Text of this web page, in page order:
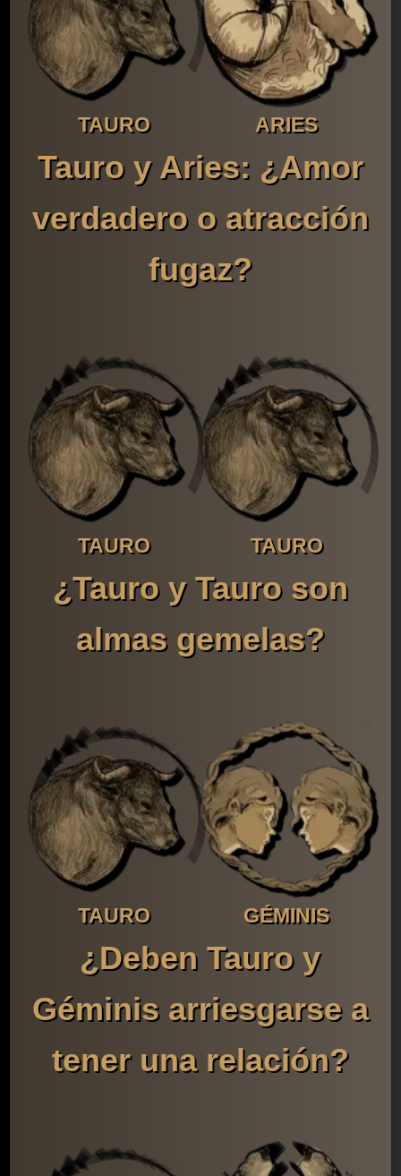
TAURO ARIES
Tauro y Aries: ¿Amor
verdadero o atracción
fugaz?
TAURO TAURO
¿Tauro y Tauro son
almas gemelas?
TAURO GÉMINIS
¿Deben Tauro y
Géminis arriesgarse a
tener una relación?